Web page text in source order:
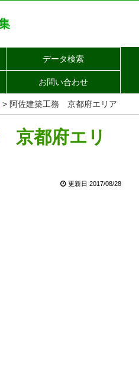
データ検索
お問い合わせ
> 阿佐建築工務 京都府エリア
京都府エリ
更新日 2017/08/28